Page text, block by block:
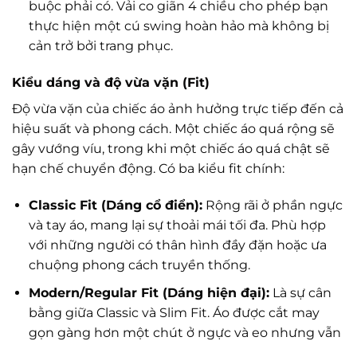
buộc phải có. Vải co giãn 4 chiều cho phép bạn
thực hiện một cú swing hoàn hảo mà không bị
cản trở bởi trang phục.
Kiểu dáng và độ vừa vặn (Fit)
Độ vừa vặn của chiếc áo ảnh hưởng trực tiếp đến cả
hiệu suất và phong cách. Một chiếc áo quá rộng sẽ
gây vướng víu, trong khi một chiếc áo quá chật sẽ
hạn chế chuyển động. Có ba kiểu fit chính:
Classic Fit (Dáng cổ điển):Rộng rãi ở phần ngực
và tay áo, mang lại sự thoải mái tối đa. Phù hợp
với những người có thân hình đầy đặn hoặc ưa
chuộng phong cách truyền thống.
Modern/Regular Fit (Dáng hiện đại):Là sự cân
bằng giữa Classic và Slim Fit. Áo được cắt may
gọn gàng hơn một chút ở ngực và eo nhưng vẫn